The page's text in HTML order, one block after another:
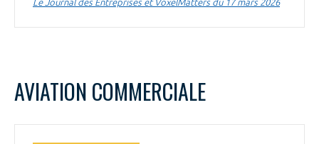
Le Journal des Entreprises et VoxelMatters du 17 mars 2026
AVIATION COMMERCIALE